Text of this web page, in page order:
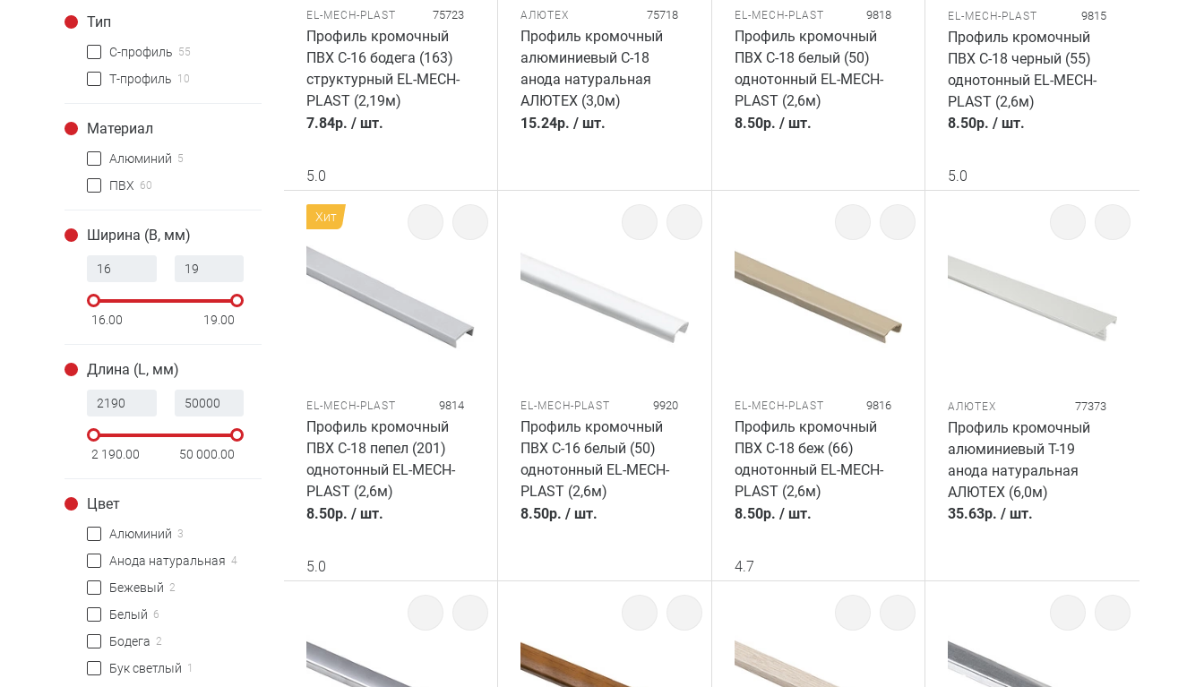
Тип
С-профиль 55
Т-профиль 10
Материал
Алюминий 5
ПВХ 60
Ширина (B, мм)
16.00 19.00
Длина (L, мм)
2 190.00 50 000.00
Цвет
Алюминий 3
Анода натуральная 4
Бежевый 2
Белый 6
Бодега 2
Бук светлый 1
EL-MECH-PLAST 75723
Профиль кромочный
ПВХ C-16 бодега (163)
структурный EL-MECH-
PLAST (2,19м)
7.84р. / шт.
5.0
АЛЮТЕХ 75718
Профиль кромочный
алюминиевый C-18
анода натуральная
АЛЮТЕХ (3,0м)
15.24р. / шт.
EL-MECH-PLAST 9818
Профиль кромочный
ПВХ C-18 белый (50)
однотонный EL-MECH-
PLAST (2,6м)
8.50р. / шт.
EL-MECH-PLAST 9815
Профиль кромочный
ПВХ C-18 черный (55)
однотонный EL-MECH-
PLAST (2,6м)
8.50р. /шт.
5.0
Хит
EL-MECH-PLAST 9814
Профиль кромочный
ПВХ C-18 пепел (201)
однотонный EL-MECH-
PLAST (2,6м)
8.50р. / шт.
5.0
EL-MECH-PLAST 9920
Профиль кромочный
ПВХ C-16 белый (50)
однотонный EL-MECH-
PLAST (2,6м)
8.50р. / шт.
EL-MECH-PLAST 9816
Профиль кромочный
ПВХ C-18 беж (66)
однотонный EL-MECH-
PLAST (2,6м)
8.50р. / шт.
4.7
АЛЮТЕХ 77373
Профиль кромочный
алюминиевый T-19
анода натуральная
АЛЮТЕХ (6,0м)
35.63р. /шт.